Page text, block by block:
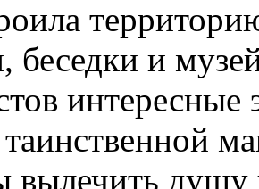
беседки и
интересные
вылечить душу